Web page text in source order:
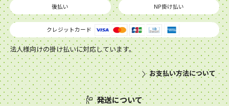
後払い NP掛け払い
クレジットカード
法人様向けの掛け払いに対応しています。
お支払い方法について
発送について